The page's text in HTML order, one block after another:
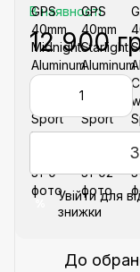
В наявності
12 900
Увійти для
знижки
До